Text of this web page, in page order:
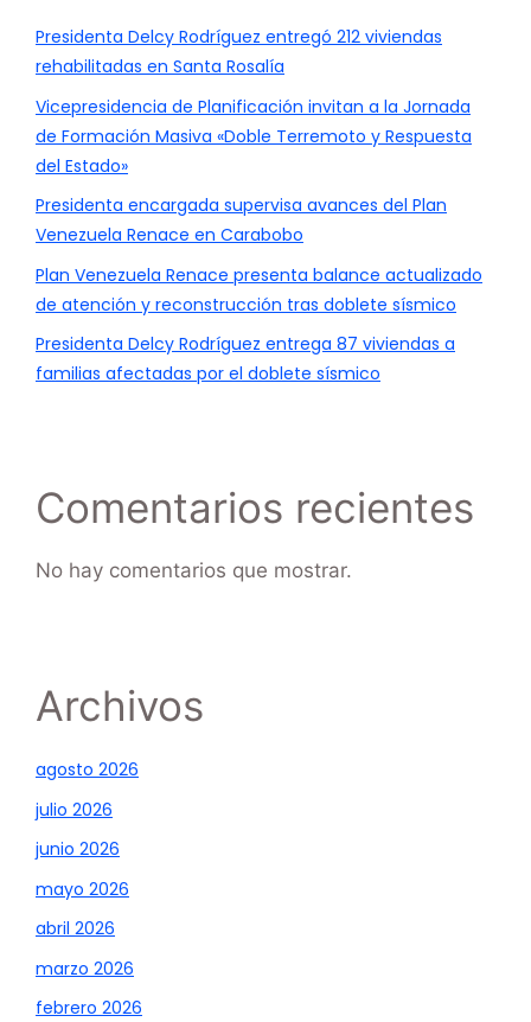
Presidenta Delcy Rodríguez entregó 212 viviendas
rehabilitadas en Santa Rosalía
Vicepresidencia de Planificación invitan a la Jornada
de Formación Masiva «Doble Terremoto y Respuesta
del Estado»
Presidenta encargada supervisa avances del Plan
Venezuela Renace en Carabobo
Plan Venezuela Renace presenta balance actualizado
de atención y reconstrucción tras doblete sísmico
Presidenta Delcy Rodríguez entrega 87 viviendas a
familias afectadas por el doblete sísmico
Comentarios recientes
No hay comentarios que mostrar.
Archivos
agosto 2026
julio 2026
junio 2026
mayo 2026
abril 2026
marzo 2026
febrero 2026